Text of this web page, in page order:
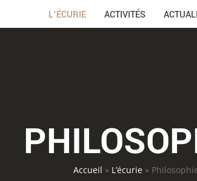
L’ÉCURIE ACTIVITÉS
Accueil » L’écurie»